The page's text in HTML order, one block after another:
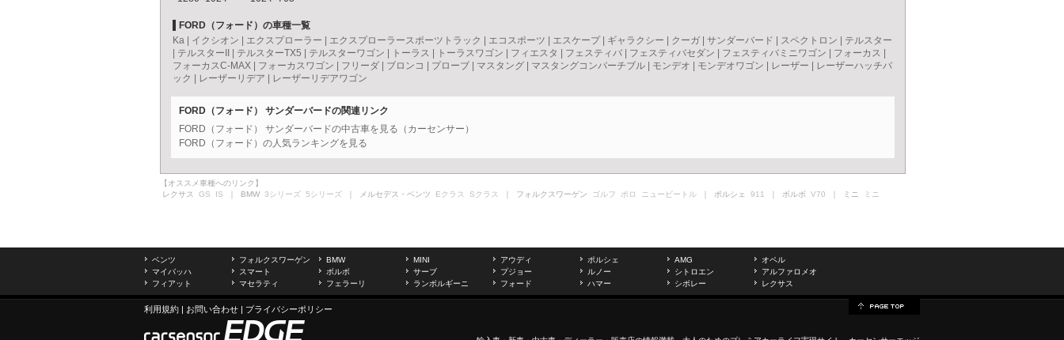
FORD（フォード）の車種一覧
Ka
イクシオン エクスプローラー エクスプローラースポーツトラック エコスポーツ エスケープ| ギャラクシー クーガ サンダーバード スペクトロン
テルスター
テルスターII テルスターTX5 テルスターワゴン トーラス トーラスワゴン フィエスタ フェスティバ フェスティバセダン フェスティバミニワゴン フォーカス
フォーカスC-MAX
フォーカスワゴン フリーダ ブロンコ プローブ マスタング マスタングコンバーチブル モンデオ モンデオワゴン レーザー
レーザーハッチバ
ック
レーザーリデア レーザーリデアワゴン
FORD（フォード） サンダーバードの関連リンク
FORD（フォード） サンダーバードの中古車を見る（カーセンサー）
FORD（フォード）の人気ランキングを見る
【オススメ車種へのリンク】
レクサス GS IS ｜ BMW 3シリーズ 5シリーズ ｜ メルセデス・ベンツ Eクラス Sクラス ｜ フォルクスワーゲン ゴルフ ポロ ニュービートル ｜ ポルシェ 911 ｜ ボルボ V70 ｜ ミニ ミニ
ベンツ フォルクスワーゲン BMW MINI アウディ ポルシェ AMG
オペル
マイバッハ
スマート ボルボ サーブ プジョー ルノー シトロエン
アルファロメオ
フィアット
マセラティ フェラーリ ランボルギーニ フォード ハマー シボレー レクサス
利用規約 | お問い合わせ | プライバシーポリシー